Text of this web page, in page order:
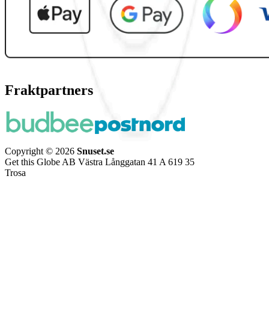
Fraktpartners
Copyright © 2026 Snuset.se
Get this Globe AB Västra Långgatan 41 A 619 35
Trosa